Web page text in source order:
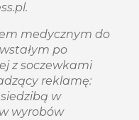
medycznym do
po
z soczewkami
reklamę:
siedzibą w
wyrobów